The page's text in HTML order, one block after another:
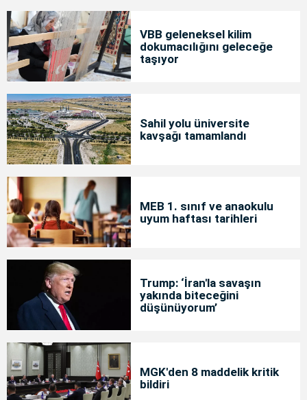
VBB geleneksel kilim
dokumacılığını geleceğe
taşıyor
Sahil yolu üniversite
kavşağı tamamlandı
MEB 1. sınıf ve anaokulu
uyum haftası tarihleri
Trump: ‘İran'la savaşın
yakında biteceğini
düşünüyorum’
MGK'den 8 maddelik kritik
bildiri